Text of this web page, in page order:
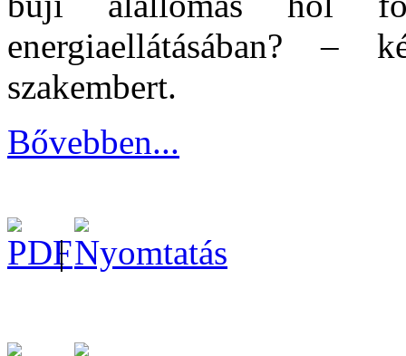
energiaellátásában? –
szakembert.
Bővebben...
|